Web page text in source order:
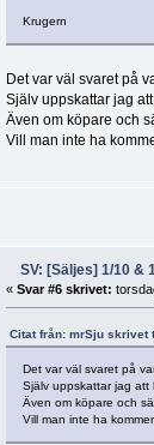
Krugern
Det var väl svaret på
Själv uppskattar jag
Även om köpare och
Vill man inte ha
SV: [Säljes] 1/10 &
« Svar #6 skrivet:
Citat från: mrSju skrivet
Det var väl svaret på
Själv uppskattar jag att
Även om köpare och
Vill man inte ha